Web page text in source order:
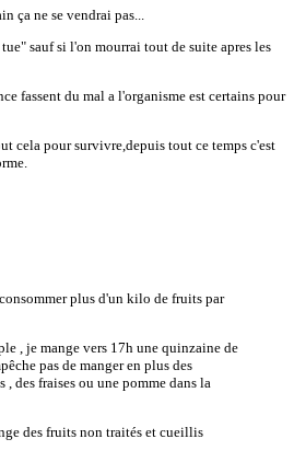
ça ne se vendrai pas...
sauf si l'on mourrai tout de suite apres les
fassent du mal a l'organisme est certains pour
cela pour survivre,depuis tout ce temps c'est
plus d'un kilo de fruits par
, je mange vers 17h une quinzaine de
pas de manger en plus des
, des fraises ou une pomme dans la
des fruits non traités et cueillis